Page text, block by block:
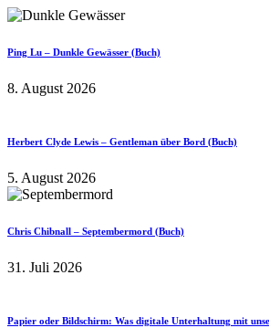
Ping Lu – Dunkle Gewässer (Buch)
8. August 2026
Herbert Clyde Lewis – Gentleman über Bord (Buch)
5. August 2026
Chris Chibnall – Septembermord (Buch)
31. Juli 2026
Papier oder Bildschirm: Was digitale Unterhaltung mit